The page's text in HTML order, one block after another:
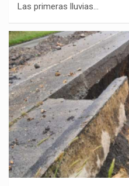
Las primeras lluvias…